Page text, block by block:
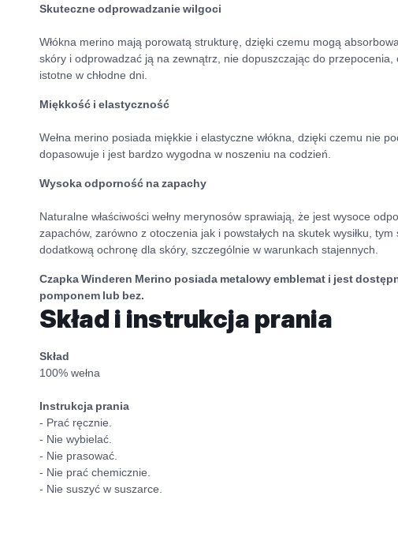
Skuteczne odprowadzanie wilgoci
Włókna merino mają porowatą strukturę, dzięki czemu mogą
skóry i odprowadzać ją na zewnątrz, nie dopuszczając do przepocenia,
istotne w chłodne dni.
Miękkość i elastyczność
Wełna merino posiada miękkie i elastyczne włókna, dzięki czemu nie
dopasowuje i jest bardzo wygodna w noszeniu na codzień.
Wysoka odporność na zapachy
Naturalne właściwości wełny merynosów sprawiają, że jest wysoce
zapachów, zarówno z otoczenia jak i powstałych na skutek wysiłku,
dodatkową ochronę dla skóry, szczególnie w warunkach stajennych.
Czapka Winderen Merino posiada metalowy emblemat i jest
pomponem lub bez.
Skład i instrukcja prania
Skład
100% wełna
Instrukcja prania
- Prać ręcznie.
- Nie wybielać.
- Nie prasować.
- Nie prać chemicznie.
- Nie suszyć w suszarce.